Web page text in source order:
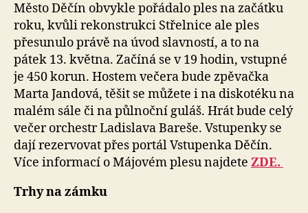
Město Děčín obvykle pořádalo ples na začátku
roku, kvůli rekonstrukci Střelnice ale ples
přesunulo právě na úvod slavností, a to na
pátek 13. května. Začíná se v 19 hodin, vstupné
je 450 korun. Hostem večera bude zpěvačka
Marta Jandová, těšit se můžete i na diskotéku na
malém sále či na půlnoční guláš. Hrát bude celý
večer orchestr Ladislava Bareše. Vstupenky se
dají rezervovat přes portál Vstupenka Děčín.
Více informací o Májovém plesu najdete ZDE.
Trhy na zámku